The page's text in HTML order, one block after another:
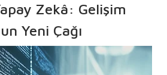
Zekâ: Gelişim
Yeni Çağı